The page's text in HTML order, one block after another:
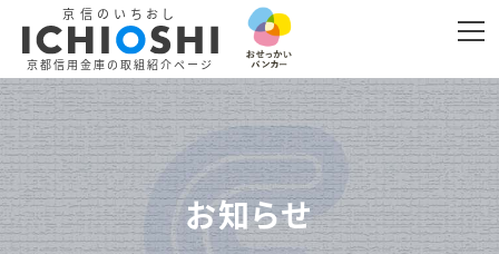
京信のいちおし
京都信用金庫の取組紹介ページ
お知らせ